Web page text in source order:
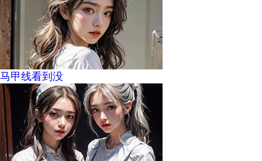
马甲线看到没